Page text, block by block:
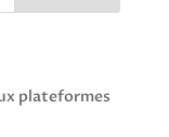
plateformes